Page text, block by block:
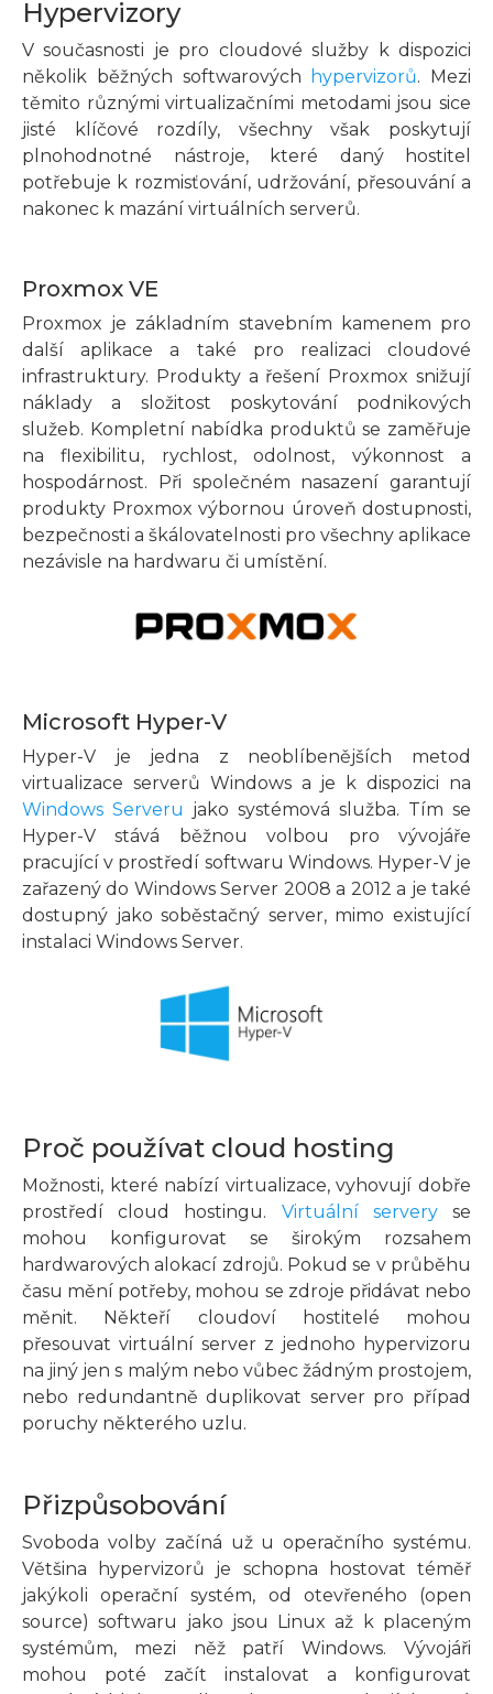
Hypervizory
V současnosti je pro cloudové služby k dispozici
několik běžných softwarových
hypervizorů. Mezi
těmito různými virtualizačními metodami jsou sice
jisté klíčové rozdíly, všechny však poskytují
plnohodnotné nástroje, které daný hostitel
potřebuje k rozmisťování, udržování, přesouvání a
nakonec k mazání virtuálních serverů.
Proxmox VE
Proxmox je základním stavebním kamenem pro
další aplikace a také pro realizaci cloudové
infrastruktury. Produkty a řešení Proxmox snižují
náklady a složitost poskytování podnikových
služeb. Kompletní nabídka produktů se zaměřuje
na flexibilitu, rychlost, odolnost, výkonnost a
hospodárnost. Při společném nasazení garantují
produkty Proxmox výbornou úroveň dostupnosti,
bezpečnosti a škálovatelnosti pro všechny aplikace
nezávisle na hardwaru či umístění.
Microsoft Hyper-V
Hyper-V je jedna z neoblíbenějších metod
virtualizace serverů Windows a je k dispozici na
Windows Serveru jako systémová služba. Tím se
Hyper-V stává běžnou volbou pro vývojáře
pracující v prostředí softwaru Windows. Hyper-V je
zařazený do Windows Server 2008 a 2012 a je také
dostupný jako soběstačný server, mimo existující
instalaci Windows Server.
Proč používat cloud hosting
Možnosti, které nabízí virtualizace, vyhovují dobře
prostředí cloud hostingu. Virtuální serveryse
mohou konfigurovat se širokým rozsahem
hardwarových alokací zdrojů. Pokud se v průběhu
času mění potřeby, mohou se zdroje přidávat nebo
měnit. Někteří cloudoví hostitelé mohou
přesouvat virtuální server z jednoho hypervizoru
na jiný jen s malým nebo vůbec žádným prostojem,
nebo redundantně duplikovat server pro případ
poruchy některého uzlu.
Přizpůsobování
Svoboda volby začíná už u operačního systému.
Většina hypervizorů je schopna hostovat téměř
jakýkoli operační systém, od otevřeného (open
source) softwaru jako jsou Linux až k placeným
systémům, mezi něž patří Windows. Vývojáři
mohou poté začít instalovat a konfigurovat